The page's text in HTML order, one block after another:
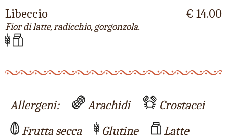
Libeccio
Fior di latte, radicchio, gorgonzola.
€ 14.00
Allergeni: Arachidi
Crostacei
Frutta secca
Glutine
Latte